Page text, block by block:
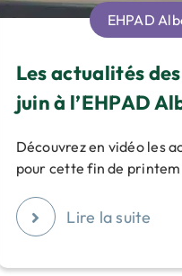
EHPAD
Les actualités
juin à l’EHPAD
Découvrez en vidéo les
pour cette fin de
Lire la suite